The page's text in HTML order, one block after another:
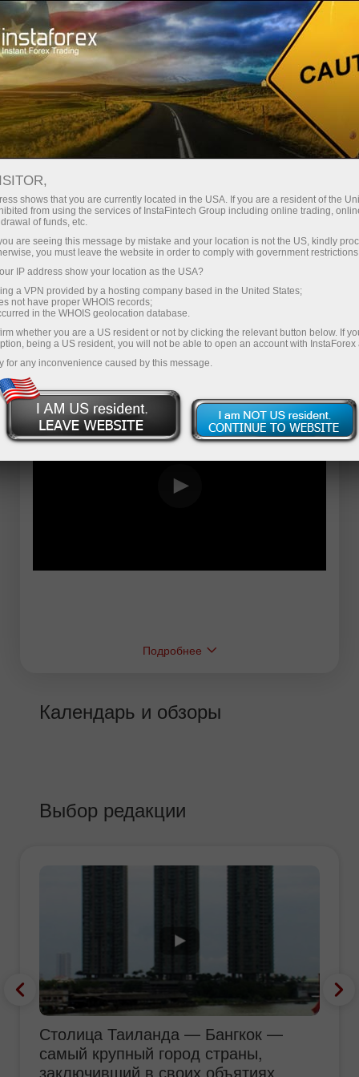
Трейдерам Форекс аналитика
Форекс ТВ
Форекс-видео новости
Подробнее
Календарь и обзоры
Выбор редакции
Столица Таиланда — Бангкок —
самый крупный город страны,
заключивший в своих объятиях
shows that you are currently located in the USA. If you are a resident of the
from using the services of InstaFintech Group including online trading,
of funds, etc.
are seeing this message by mistake and your location is not the US, kindly
you must leave the website in order to comply with government
IP address show your location as the USA?
a VPN provided by a hosting company based in the United States;
not have proper WHOIS records;
in the WHOIS geolocation database.
whether you are a US resident or not by clicking the relevant button below. If
being a US resident, you will not be able to open an account with InstaForex
for any inconvenience caused by this message.